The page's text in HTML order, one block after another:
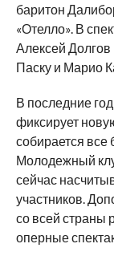
баритон
«Отелло». В
Алексей
Паску и Марио
В последние
фиксирует
собирается
Молодежный
сейчас
участников.
со всей страны
оперные